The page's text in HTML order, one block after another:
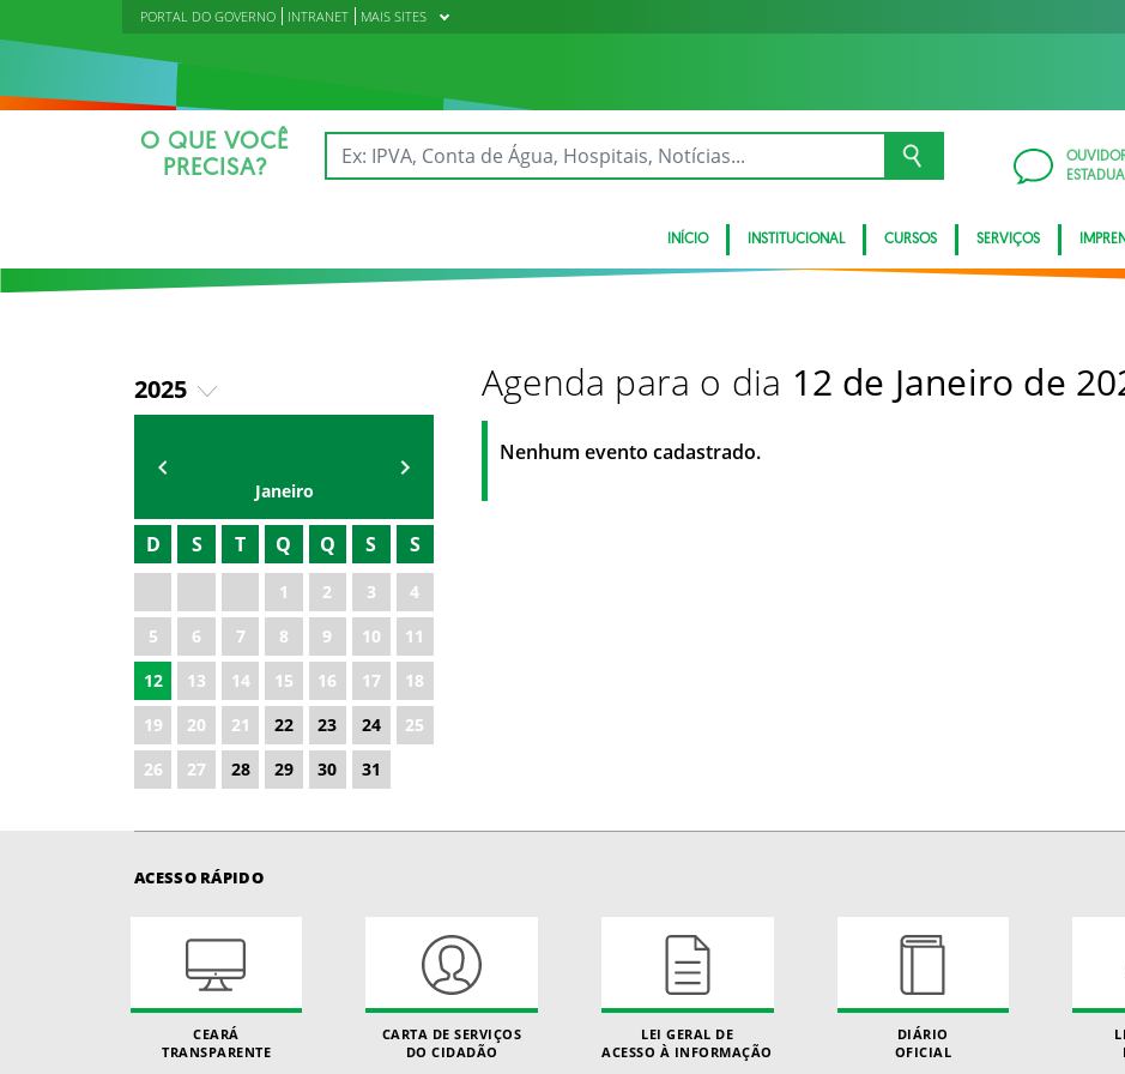
PORTAL DO GOVERNO INTRANET MAIS SITES
O QUE VOCÊ
PRECISA?
INÍCIO INSTITUCIONAL CURSOS SERVIÇOS
2025
2019
2020
2021
2022
2023
2024
2026
Janeiro
D S T Q Q S S
1 2 3
4
5
6 7 8 9 10
11
12
13 14 15 16 17
18
19
20 21 22 23 24
25
26
27 28 29 30 31
Agenda para o dia 12 de Janeiro de
Nenhum evento cadastrado.
ACESSO RÁPIDO
CEARÁ
TRANSPARENTE
CARTA DE SERVIÇOS
DO CIDADÃO
LEI GERAL DE
ACESSO À INFORMAÇÃO
DIÁRIO
OFICIAL